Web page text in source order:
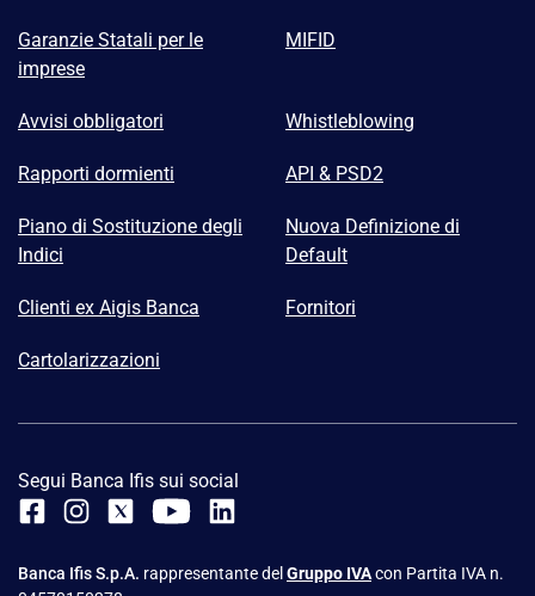
Garanzie Statali per le
imprese
MIFID
Avvisi obbligatori Whistleblowing
Rapporti dormienti API & PSD2
Piano di Sostituzione degli
Indici
Nuova Definizione di
Default
Clienti ex Aigis Banca Fornitori
Cartolarizzazioni
Segui Banca Ifis sui social
Banca Ifis S.p.A. rappresentante del Gruppo IVAcon Partita IVA n.